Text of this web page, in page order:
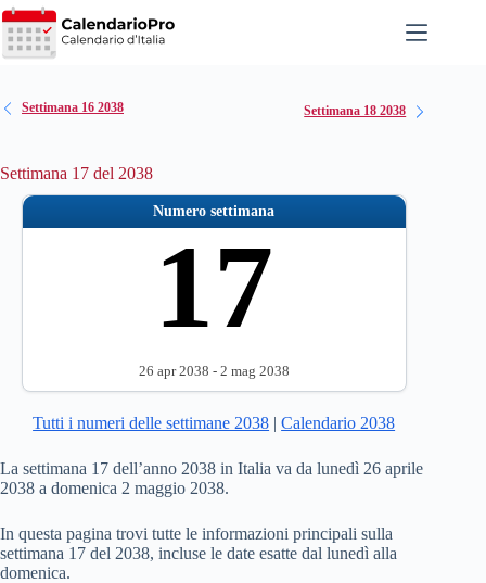
Salta
al
contenuto
Settimana 16 2038 Settimana 18 2038
Settimana 17 del 2038
Numero settimana
17
26 apr 2038 - 2 mag 2038
Tutti i numeri delle settimane 2038 |Calendario 2038
La settimana 17 dell’anno 2038 in Italia va da lunedì 26 aprile
2038 a domenica 2 maggio 2038.
In questa pagina trovi tutte le informazioni principali sulla
settimana 17 del 2038, incluse le date esatte dal lunedì alla
domenica.